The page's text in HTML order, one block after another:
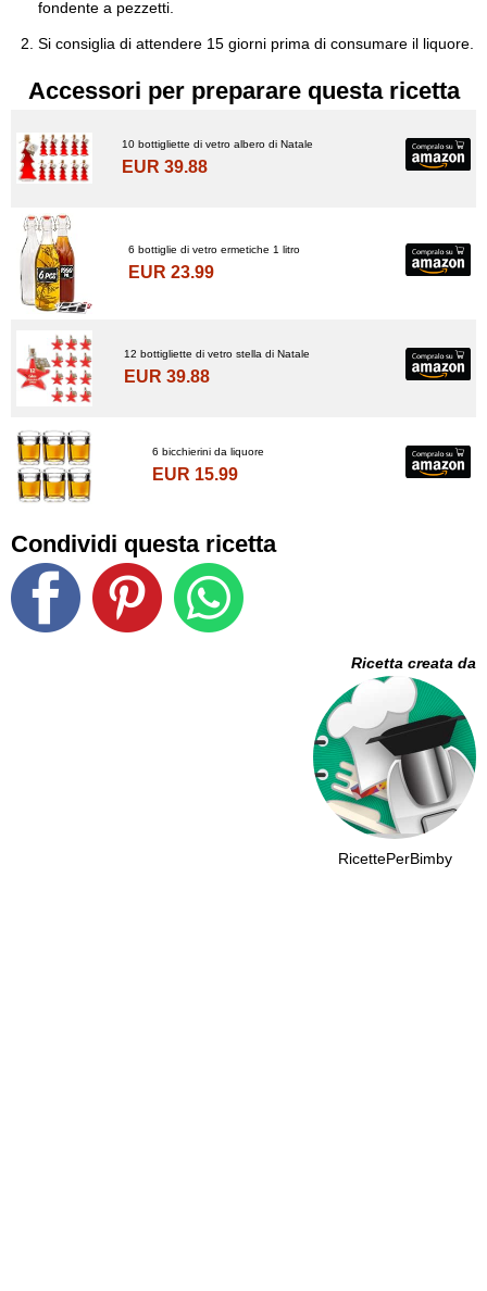
fondente a pezzetti.
Si consiglia di attendere 15 giorni prima di consumare il liquore.
Accessori per preparare questa ricetta
10 bottigliette di vetro albero di Natale
EUR 39.88
6 bottiglie di vetro ermetiche 1 litro
EUR 23.99
12 bottigliette di vetro stella di Natale
EUR 39.88
6 bicchierini da liquore
EUR 15.99
Condividi questa ricetta
Ricetta creata da
RicettePerBimby